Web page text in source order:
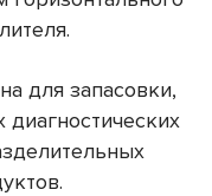
для запасовки,